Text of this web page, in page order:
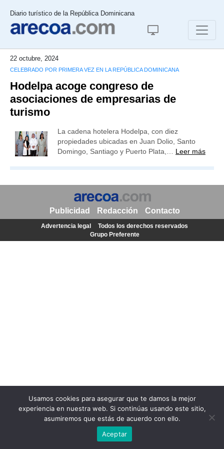
Diario turístico de la República Dominicana
22 octubre, 2024
CELEBRADO POR PRIMERA VEZ EN LA REPÚBLICA DOMINICANA
Hodelpa acoge congreso de
asociaciones de empresarias de
turismo
La cadena hotelera Hodelpa, con diez
propiedades ubicadas en Juan Dolio, Santo
Domingo, Santiago y Puerto Plata,… Leer más
Usamos cookies para asegurar que te damos la mejor
experiencia en nuestra web. Si continúas usando este sitio,
asumiremos que estás de acuerdo con ello.
Aceptar
Publicidad Redacción Contacto
Advertencia legal
Todos los derechos reservados
Grupo Preferente